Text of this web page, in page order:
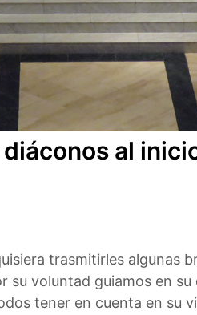
al
trasmitirles algunas
voluntad guiamos en
tener en cuenta en su